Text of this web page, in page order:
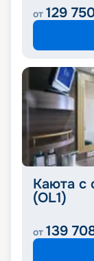
от 129
Каюта с
(OL1)
от 139